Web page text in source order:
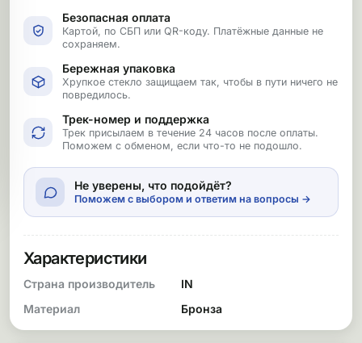
Безопасная оплата
Картой, по СБП или QR-коду. Платёжные данные не
сохраняем.
Бережная упаковка
Хрупкое стекло защищаем так, чтобы в пути ничего не
повредилось.
Трек-номер и поддержка
Трек присылаем в течение 24 часов после оплаты.
Поможем с обменом, если что-то не подошло.
Не уверены, что подойдёт?
Поможем с выбором и ответим на вопросы →
Характеристики
Страна производитель
IN
Материал
Бронза